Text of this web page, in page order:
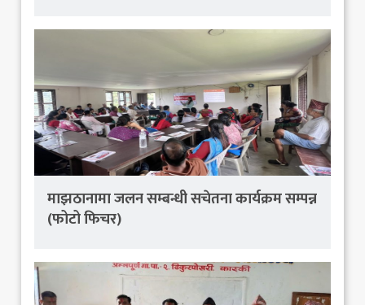
माझठानामा जलन सम्बन्धी सचेतना कार्यक्रम सम्पन्न
(फोटो फिचर)